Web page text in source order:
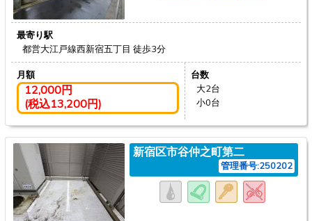
最寄り駅
都営大江戸線西新宿五丁目 徒歩3分
月額
12,000円
(税込13,200円)
台数
大2台
小0台
新宿区市谷仲之町第二
管理番号:250202